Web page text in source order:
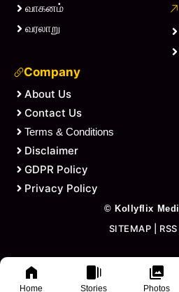
Home Stories Photos
வாகனம்
வரலாறு
Company
About Us
Contact Us
Terms & Conditions
Disclaimer
GDPR Policy
Privacy Policy
© Kollyflix
SITEMAP